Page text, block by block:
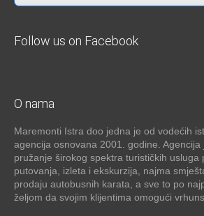
Follow us on Facebook
O nama
Maremonti Istra doo jedna je od vodećih
agencija osnovana 2001. godine. Agencija
pružanje širokog spektra turističkih usluga
putovanja, izleta i ekskurzija, najma
prodaju autobusnih karata, a sve to po
željom da svojim klijentima omogući